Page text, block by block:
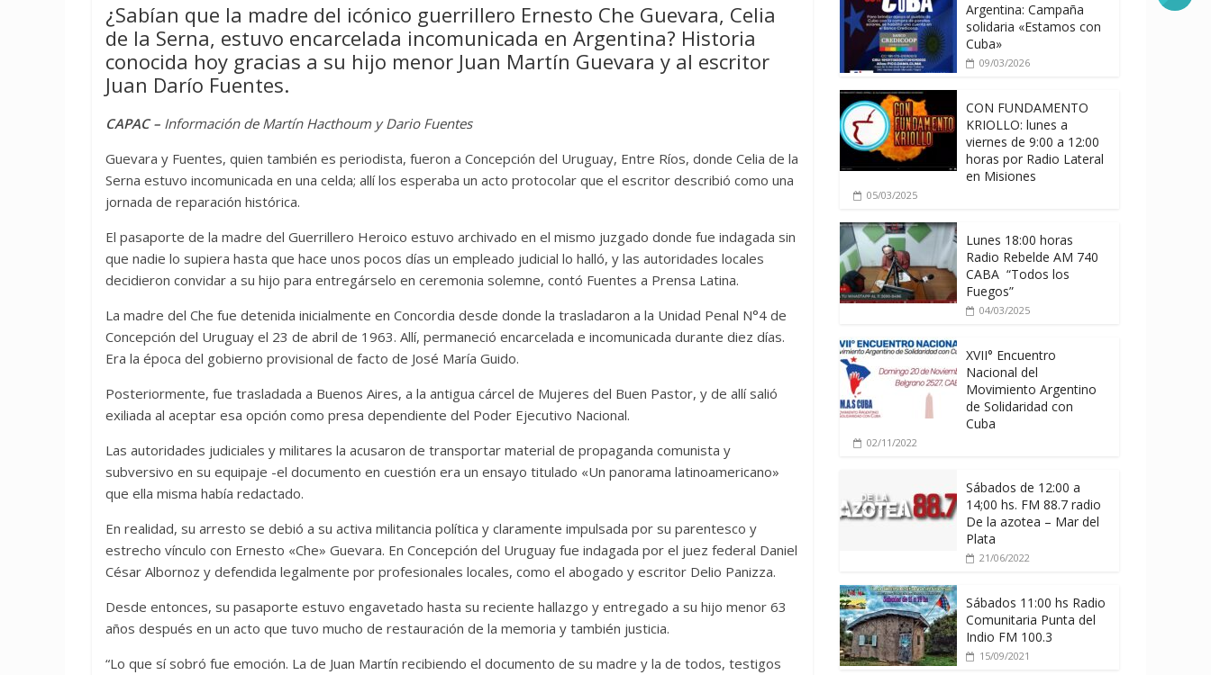
¿Sabían que la madre del icónico guerrillero Ernesto Che Guevara, Celia
de la Serna, estuvo encarcelada incomunicada en Argentina? Historia
conocida hoy gracias a su hijo menor Juan Martín Guevara y al escritor
Juan Darío Fuentes.
CAPAC – Información de Martín Hacthoum y Dario Fuentes
Guevara y Fuentes, quien también es periodista, fueron a Concepción del Uruguay, Entre Ríos, donde Celia de la
Serna estuvo incomunicada en una celda; allí los esperaba un acto protocolar que el escritor describió como una
jornada de reparación histórica.
El pasaporte de la madre del Guerrillero Heroico estuvo archivado en el mismo juzgado donde fue indagada sin
que nadie lo supiera hasta que hace unos pocos días un empleado judicial lo halló, y las autoridades locales
decidieron convidar a su hijo para entregárselo en ceremonia solemne, contó Fuentes a Prensa Latina.
La madre del Che fue detenida inicialmente en Concordia desde donde la trasladaron a la Unidad Penal N°4 de
Concepción del Uruguay el 23 de abril de 1963. Allí, permaneció encarcelada e incomunicada durante diez días.
Era la época del gobierno provisional de facto de José María Guido.
Posteriormente, fue trasladada a Buenos Aires, a la antigua cárcel de Mujeres del Buen Pastor, y de allí salió
exiliada al aceptar esa opción como presa dependiente del Poder Ejecutivo Nacional.
Las autoridades judiciales y militares la acusaron de transportar material de propaganda comunista y
subversivo en su equipaje -el documento en cuestión era un ensayo titulado «Un panorama latinoamericano»
que ella misma había redactado.
En realidad, su arresto se debió a su activa militancia política y claramente impulsada por su parentesco y
estrecho vínculo con Ernesto «Che» Guevara. En Concepción del Uruguay fue indagada por el juez federal Daniel
César Albornoz y defendida legalmente por profesionales locales, como el abogado y escritor Delio Panizza.
Desde entonces, su pasaporte estuvo engavetado hasta su reciente hallazgo y entregado a su hijo menor 63
años después en un acto que tuvo mucho de restauración de la memoria y también justicia.
“Lo que sí sobró fue emoción. La de Juan Martín recibiendo el documento de su madre y la de todos, testigos
Argentina: Campaña
solidaria «Estamos con
Cuba»
09/03/2026
CON FUNDAMENTO
KRIOLLO: lunes a
viernes de 9:00 a 12:00
horas por Radio Lateral
en Misiones
05/03/2025
Lunes 18:00 horas
Radio Rebelde AM 740
CABA “Todos los
Fuegos”
04/03/2025
XVII° Encuentro
Nacional del
Movimiento Argentino
de Solidaridad con
Cuba
02/11/2022
Sábados de 12:00 a
14;00 hs. FM 88.7 radio
De la azotea – Mar del
Plata
21/06/2022
Sábados 11:00 hs Radio
Comunitaria Punta del
Indio FM 100.3
15/09/2021